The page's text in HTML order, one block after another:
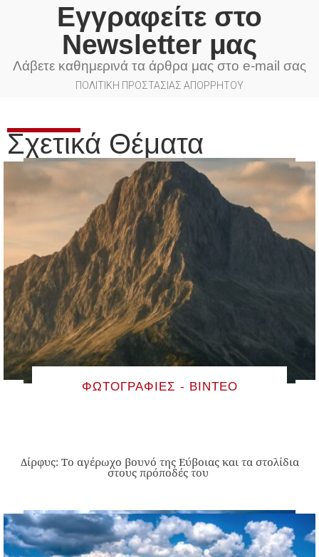
Εγγραφείτε στο
Newsletter μας
Λάβετε καθημερινά τα άρθρα μας στο e-mail σας
ΠΟΛΙΤΙΚΗ ΠΡΟΣΤΑΣΙΑΣ ΑΠΟΡΡΗΤΟΥ
Σχετικά Θέματα
ΦΩΤΟΓΡΑΦΊΕΣ - ΒΊΝΤΕΟ
Δίρφυς: Το αγέρωχο βουνό της Εύβοιας και τα στολίδια
στους πρόποδές του